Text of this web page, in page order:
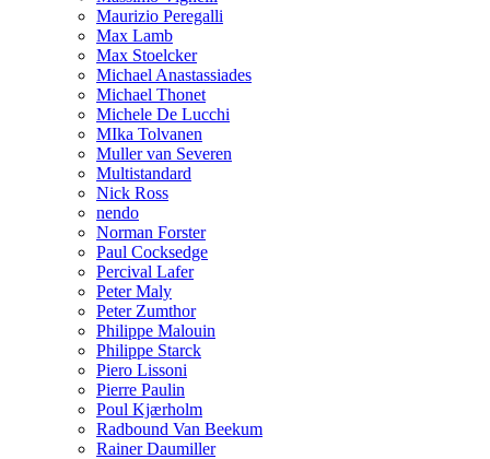
Maurizio Peregalli
Max Lamb
Max Stoelcker
Michael Anastassiades
Michael Thonet
Michele De Lucchi
MIka Tolvanen
Muller van Severen
Multistandard
Nick Ross
nendo
Norman Forster
Paul Cocksedge
Percival Lafer
Peter Maly
Peter Zumthor
Philippe Malouin
Philippe Starck
Piero Lissoni
Pierre Paulin
Poul Kjærholm
Radbound Van Beekum
Rainer Daumiller